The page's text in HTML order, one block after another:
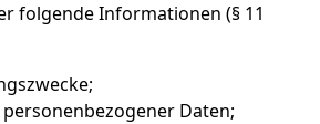
folgende Informationen (§ 11
Daten;